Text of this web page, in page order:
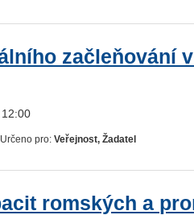
začleňování
Určeno pro:Veřejnost, Žadatel
romských a